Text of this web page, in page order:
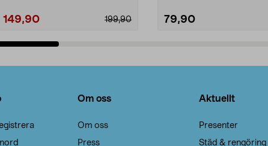
199,90
149,90 79,90
Om oss
Om oss
Press
Aktuellt
Presenter
Städ & rengöring